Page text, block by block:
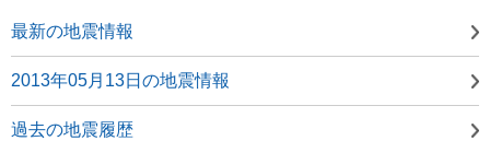
最新の地震情報
2013年05月13日の地震情報
過去の地震履歴